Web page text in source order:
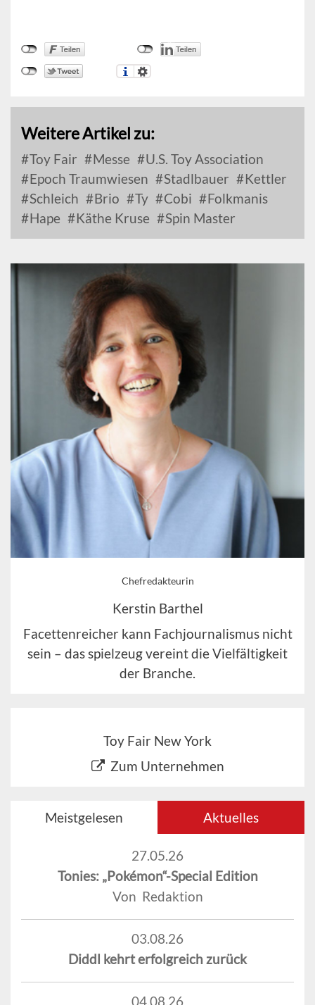
Weitere Artikel zu:
Toy Fair Messe
U.S. Toy Association
Epoch Traumwiesen
Stadlbauer
Kettler
Schleich
Brio Ty Cobi
Folkmanis
Hape
Käthe Kruse Spin Master
Chefredakteurin
Kerstin Barthel
Facettenreicher kann Fachjournalismus nicht
sein – das spielzeug vereint die Vielfältigkeit
der Branche.
Toy Fair New York
Zum Unternehmen
Meistgelesen Aktuelles
27.05.26
Tonies: „Pokémon“-Special Edition
Von Redaktion
03.08.26
Diddl kehrt erfolgreich zurück
04.08.26